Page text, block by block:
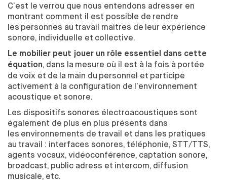
C’est le verrou que nous entendons adresser en
montrant comment il est possible de rendre
les personnes au travail maitres de leur expérience
sonore, individuelle et collective.
Le mobilier peut jouer un rôle essentiel dans cette
équation, dans la mesure où il est à la fois à portée
de voix et de la main du personnel et participe
activement à la configuration de l’environnement
acoustique et sonore.
Les dispositifs sonores électroacoustiques sont
également de plus en plus présents dans
les environnements de travail et dans les pratiques
au travail : interfaces sonores, téléphonie, STT/TTS,
agents vocaux, vidéoconférence, captation sonore,
broadcast, public adress et intercom, diffusion
musicale, etc.